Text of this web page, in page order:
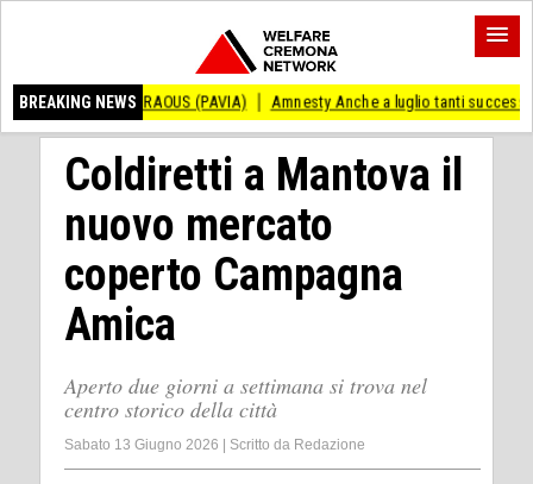
BREAKING NEWS
(PAVIA) Amnesty Anche a luglio tanti successi ed ingiustizie
Coldiretti a Mantova il
nuovo mercato
coperto Campagna
Amica
Aperto due giorni a settimana si trova nel
centro storico della città
Sabato 13 Giugno 2026 Scritto da Redazione